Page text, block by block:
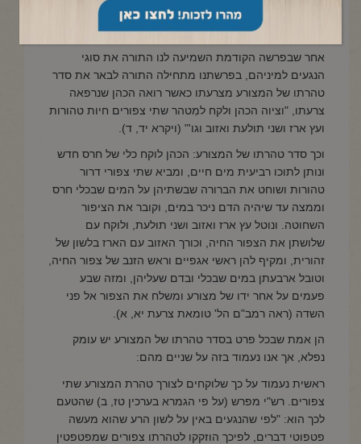
סדר טהרת המצורע
אחר שבפרשה הקודמת השמיעה לנו התורה את סוגי
הנגעים למיניהם, בפרשתנו מתחילה התורה לבאר את סדר
טהרתו של המצורע מצרעתו כאשר רואה הכהן שנרפאה
צרעתו, "וציוה הכהן ולקח למִטהר שתי צפורים חיות טהורות
ועץ ארז ושני תולעת ואזוב וגו'" (ויקרא יד, ד).
וכך סדר טהרתו של המצורע: הכהן לוקח כלי של חרס חדש
ונותן לתוכו רביעית מים חיים, ומביא שתי צפורי דרור
טהורות ושוחט את הברורה שבשתיהן על המים שבכלי חרס
וממצה עד שיהיה הדם ניכר במים, וקובר את הציפור
השחוטה. ונוטל עץ ארז ואזוב ושני תולעת, ולוקח עם
שלושתן את הצפור החיה, וכורך האזוב עם הארז בלשון של
זהורית, ומקיף להן ראשי אגפיים וראש הזנב של צפור החיה,
וטובל ארבעתן במים שבכלי ובדם שעליהן, ומזה שבע
פעמים על אחר ידו של מצורע ומשלח את הצפור אל פני
השדה (ראה רמב"ם הל' טומאת צרעת יא, א).
הן אמת שבכל פרט בסדר טהרתו של המצורע יש עומק
נפלא, אך אנו נעמוד בזה על שניים מהם:
ראשית נעמוד על כך שלוקחים לצורך טהרת המצורע שתי
צפורים. רש"י מפרש (על פי הגמרא בערכין טז, ב) שהטעם
לכך הוא: "לפי שהנגעים באין על לשון הרע שהוא מעשה
פטפוטי דברים, לפיכך הוזקקו לטהרתו צפורים שמפטפטין